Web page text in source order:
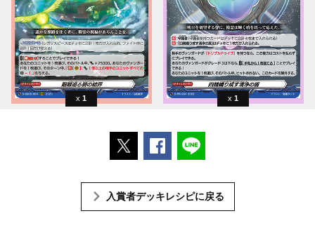
1 1
ポストするFacebookでシェアする
入賞者デッキレシピに戻る